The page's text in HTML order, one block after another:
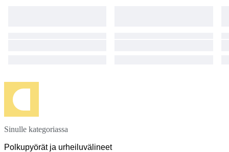
Sinulle kategoriassa
Polkupyörät ja urheiluvälineet